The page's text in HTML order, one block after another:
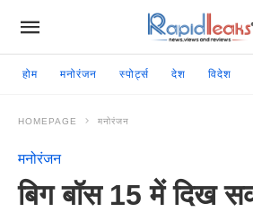
होम मनोरंजन स्पोर्ट्स देश विदेश
HOMEPAGE मनोरंजन
मनोरंजन
बिग बॉस 15 में दिख